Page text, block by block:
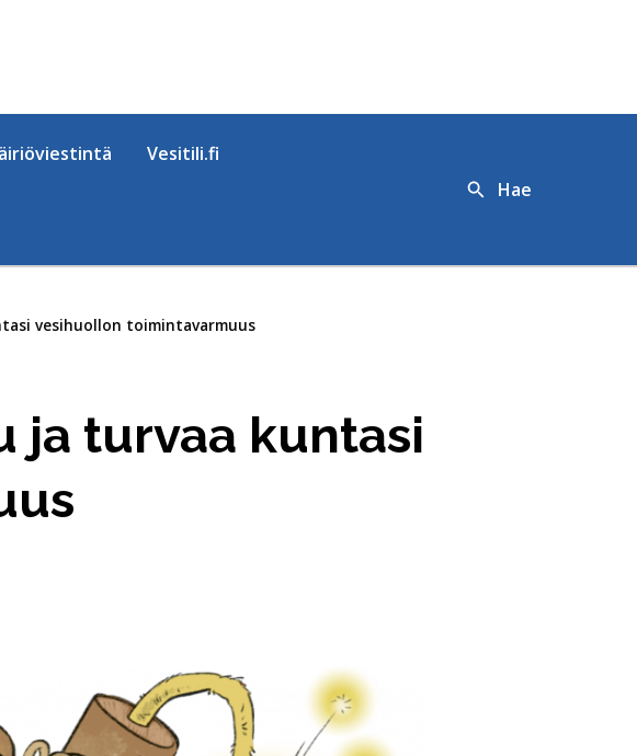
Vesitili.fi
Hae
vesihuollon toimintavarmuus
ja turvaa kuntasi